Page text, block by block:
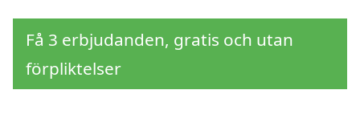
Få 3 erbjudanden, gratis och utan
förpliktelser